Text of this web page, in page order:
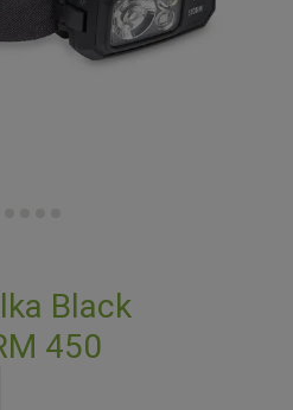
Black
450